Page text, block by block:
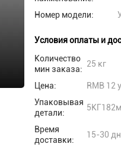
Номер модели:
Условия оплаты и
Количество
мин заказа:
25 кг
Цена:
RMB 12
Упаковывая
детали:
Время
доставки:
15-30